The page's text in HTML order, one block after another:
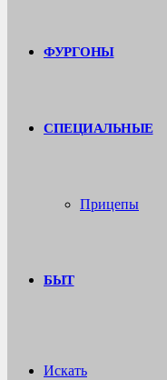
ФУРГОНЫ
СПЕЦИАЛЬНЫЕ
Прицепы
БЫТ
Искать